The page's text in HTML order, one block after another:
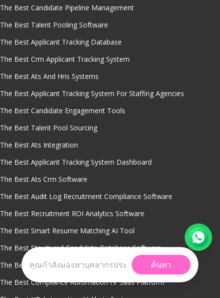
ค้นหา
The Best Candidate Pipeline Management
The Best Talent Pooling Software
The Best Applicant Tracking Database
The Best Crm Applicant Tracking System
The Best Ats And Hris Systems
The Best Applicant Tracking System For Staffing Agencies
The Best Candidate Engagement Tools
The Best Talent Pool Sourcing
The Best Ats Integration
The Best Applicant Tracking System Dashboard
The Best Ats Crm Software
The Best Audit Log Recruitment Compliance Software
The Best Recruitment ROI Analytics Software
The Best Smart Resume Matching AI Tool
The Best Structured Candidate Database Software
The Best Offer Acceptance Rate Analytics Software
The Best Compliance Automation Hr Saas Platform